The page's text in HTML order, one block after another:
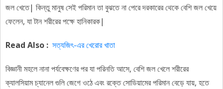
জল খেতে| কিন্তু মানুষ সেই পরিমান তা বুঝতে না পেরে দরকারের থেকে বেশি জল খেয়ে
ফেলেন, যা টান শরীরের পক্ষে হানিকারক|
Read Also : সত্যজিৎ-এর খেরোর খাতা
বিজ্ঞানী মহলে নানা পর্যবেক্ষণের পর যা পরিনতি আসে, বেশি জল খেলে শরীরের
ক্যালসিয়াম চ্যানেল গুলি জেগে ওঠে এবং রক্তে সোডিয়ামের পরিমান বেড়ে যায়, হতে